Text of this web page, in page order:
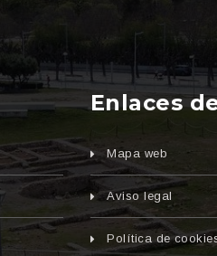
Enlaces
Mapa web
Aviso legal
Política de